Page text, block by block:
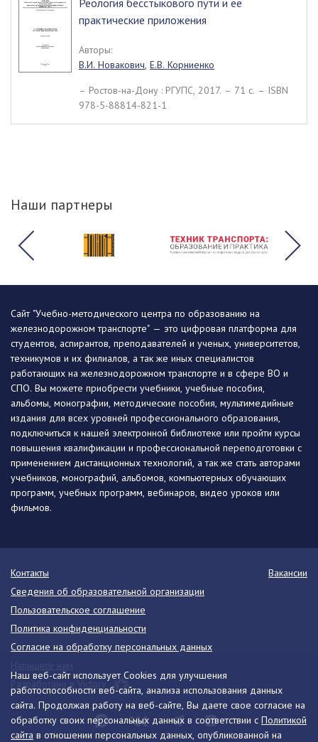
Реология бесстыкового пути и ее
практические приложения
Авторы:
В.И. Новакович, Е.В. Корниенко
– Ростов-на-Дону : РГУПС, 2017. – 71 c. – ISBN
978-5-88814-821-1
Наши партнеры
Наш веб-сайт использует Cookies для улучшения
работоспособности веб-сайта, анализа использования данных
сайта. Продолжая работу на веб-сайте, Вы даете свое согласие на
обработку своих персональных данных в соответствии с Политикой
сайта в отношении персональных данных, опубликованной на
Сайт "Учебно-методического центра по образованию на
железнодорожном транспорте" — это цифровая платформа для
студентов, аспирантов, преподавателей и ученых, университетов,
техникумов и их филиалов, а так же иных специалистов
работающих на железнодорожном транспорте и в сфере ВО и
СПО. Вы можете приобрести учебники, учебные пособия,
альбомы, монографии, методические пособия, мультимедийные
издания для всех уровней профессионального образования,
подключиться к нашей электронной библиотеке или пройти курсы
повышения квалификации и профессиональной переподготовки с
применением дистанционных технологий, а так же стать авторами
учебников, монографий, альбомов, компьютерных обучающих
программ, учебных программ, вебинаров, видео уроков или
фильмов.
Контакты
Вакансии
Сведения об образовательной организации
Пользовательское соглашение
Политика конфиденциальности
Согласие на обработку персональных данных
Разработано в Victory